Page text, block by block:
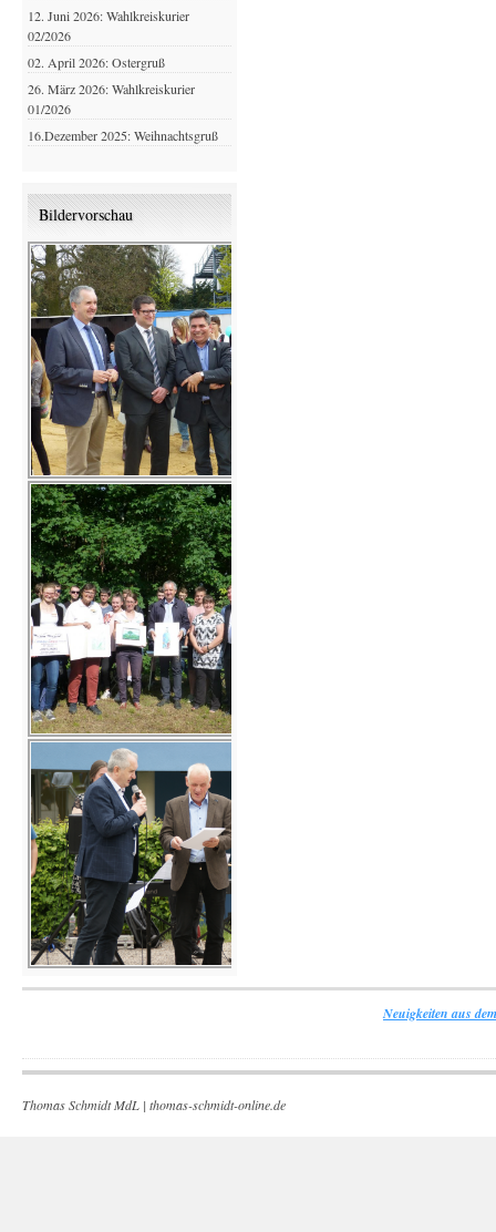
12. Juni 2026: Wahlkreiskurier
02/2026
02. April 2026: Ostergruß
26. März 2026: Wahlkreiskurier
01/2026
16.Dezember 2025: Weihnachtsgruß
Bildervorschau
Neuigkeiten aus
Thomas Schmidt MdL | thomas-schmidt-online.de